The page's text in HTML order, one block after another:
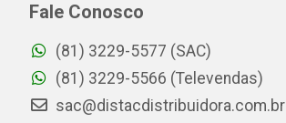
Fale Conosco
(81) 3229-5577 (SAC)
(81) 3229-5566 (Televendas)
sac@distacdistribuidora.com.br